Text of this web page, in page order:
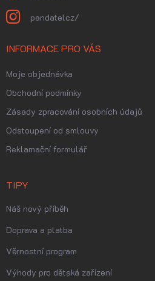
pandatelcz/
INFORMACE PRO VÁS
Moje objednávka
Obchodní podmínky
Zásady zpracování osobních údajů
Odstoupení od smlouvy
Reklamační formulář
TIPY
Náš nový příběh
Doprava a platba
Věrnostní program
Výhody pro dětská zařízení